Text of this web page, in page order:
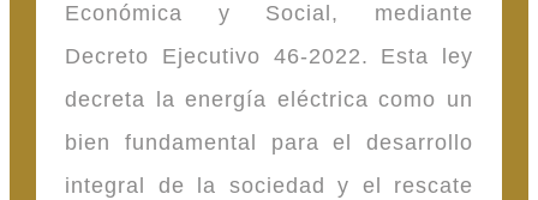
Económica y Social, mediante
Decreto Ejecutivo 46-2022. Esta ley
decreta la energía eléctrica como un
bien fundamental para el desarrollo
integral de la sociedad y el rescate